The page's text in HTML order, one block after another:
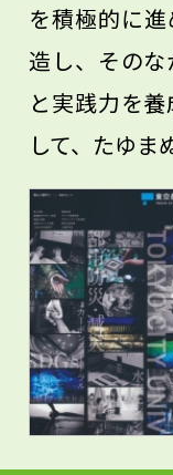
を積極的に
造し、その
と実践力を
して、たゆま